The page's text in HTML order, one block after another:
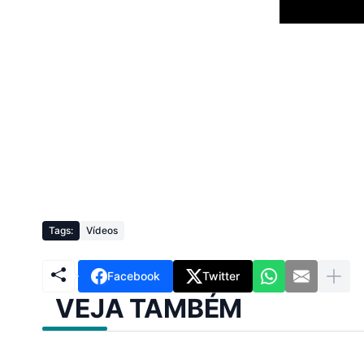
Tags: Vídeos
Facebook Twitter
VEJA TAMBÉM